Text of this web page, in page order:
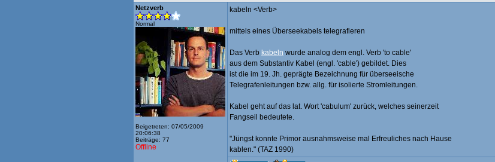
Netzverb
Normal
Beigetreten: 07/05/2009
20:06:38
Beiträge: 77
Offline
kabeln <Verb>
mittels eines Überseekabels telegrafieren
Das Verb kabeln wurde analog dem engl. Verb 'to cable'
aus dem Substantiv Kabel (engl. 'cable') gebildet. Dies
ist die im 19. Jh. geprägte Bezeichnung für überseeische
Telegrafenleitungen bzw. allg. für isolierte Stromleitungen.
Kabel geht auf das lat. Wort 'cabulum' zurück, welches seinerzeit
Fangseil bedeutete.
"Jüngst konnte Primor ausnahmsweise mal Erfreuliches nach Hause
kablen." (TAZ 1990)